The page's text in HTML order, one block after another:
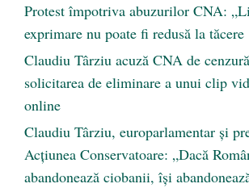
Protest împotriva abuzurilor CNA:
exprimare nu poate fi redusă la tăcere
Claudiu Târziu acuză CNA de
solicitarea de eliminare a unui clip
online
Claudiu Târziu, europarlamentar și
Acțiunea Conservatoare: „Dacă
abandonează ciobanii, își